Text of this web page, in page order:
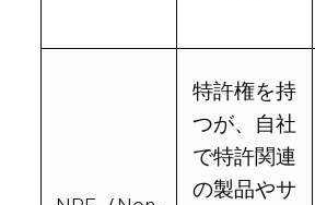
特許権を持
つが、自社
で特許関連
の製品やサ